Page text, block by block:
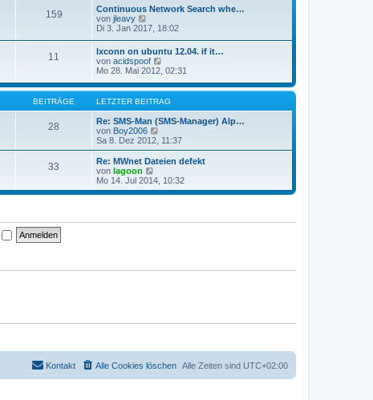
t
r
a
g
e
r
i
t
g
159
Continuous Network Search whe…
von jleavy
e
e
s
t
e
r
B
e
i
t
r
a
g
Di 3. Jan 2017, 18:02
11
Ixconn on ubuntu 12.04. if it…
von acidspoof
e
e
s
e
r
B
e
i
t
r
a
g
Mo 28. Mai 2012, 02:31
BEITRÄGE LETZTER BEITRAG
28
Re: SMS-Man (SMS-Manager) Alp…
von Boy2006
e
u
e
e
r
i
Sa 8. Dez 2012, 11:37
33
Re: MWnet Dateien defekt
von lagoon
e
u
Mo 14. Jul 2014, 10:32
Alle Zeiten sind UTC+02:00
Alle Cookies löschen
Kontakt